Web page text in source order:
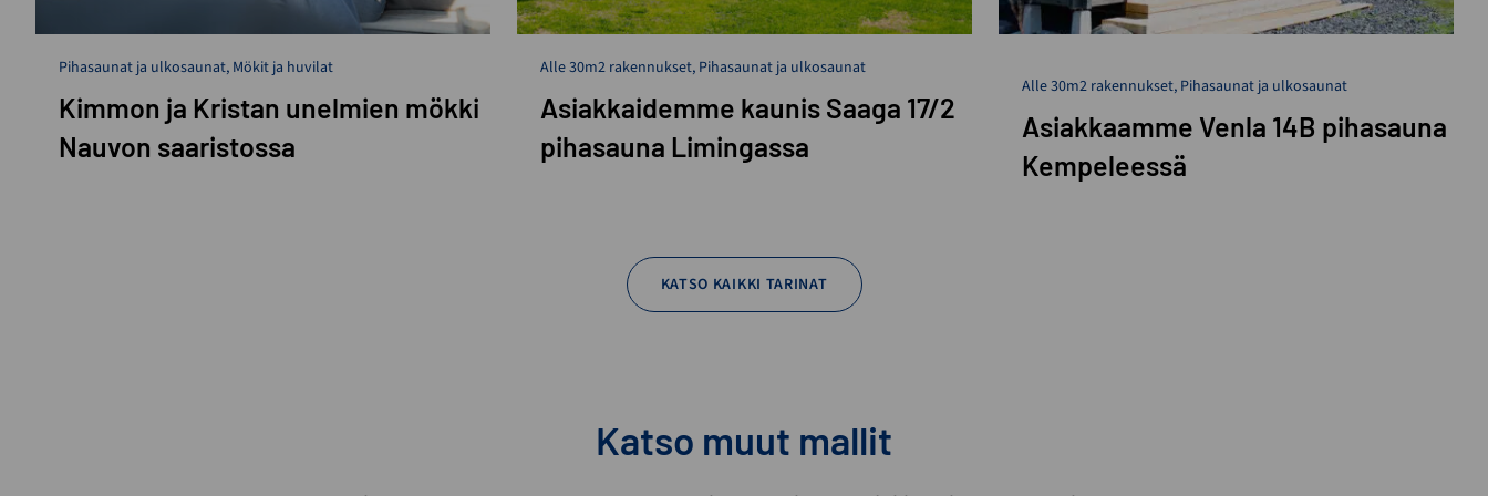
Pihasaunat ja ulkosaunat, Mökit ja huvilat
Kimmon ja Kristan unelmien mökki
Nauvon saaristossa
Alle 30m2 rakennukset, Pihasaunat ja ulkosaunat
Asiakkaidemme kaunis Saaga 17/2
pihasauna Limingassa
Alle 30m2 rakennukset, Pihasaunat ja ulkosaunat
Asiakkaamme Venla 14B pihasauna
Kempeleessä
KATSO KAIKKI TARINAT
Katso muut mallit